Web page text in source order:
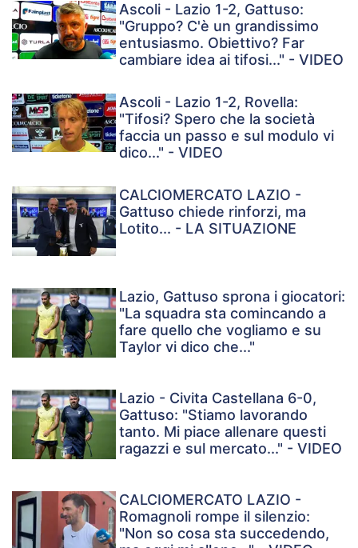
Ascoli - Lazio 1-2, Gattuso:
"Gruppo? C'è un grandissimo
entusiasmo. Obiettivo? Far
cambiare idea ai tifosi..." - VIDEO
Ascoli - Lazio 1-2, Rovella:
"Tifosi? Spero che la società
faccia un passo e sul modulo vi
dico..." - VIDEO
CALCIOMERCATO LAZIO -
Gattuso chiede rinforzi, ma
Lotito... - LA SITUAZIONE
Lazio, Gattuso sprona i giocatori:
"La squadra sta comincando a
fare quello che vogliamo e su
Taylor vi dico che..."
Lazio - Civita Castellana 6-0,
Gattuso: "Stiamo lavorando
tanto. Mi piace allenare questi
ragazzi e sul mercato..." - VIDEO
CALCIOMERCATO LAZIO -
Romagnoli rompe il silenzio:
"Non so cosa sta succedendo,